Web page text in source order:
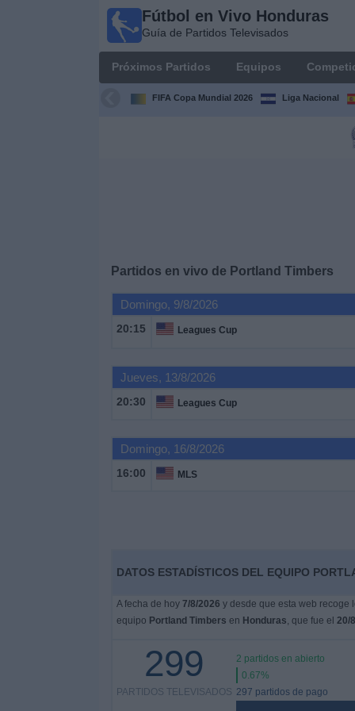
Fútbol en Vivo Honduras
Guía de Partidos Televisados
Próximos Partidos Equipos
FIFA Copa Mundial 2026 Liga Nacional
Partidos en vivo de Portland Timbers
Domingo, 9/8/2026
20:15 Leagues Cup
Jueves, 13/8/2026
20:30 Leagues Cup
Domingo, 16/8/2026
16:00 MLS
DATOS ESTADÍSTICOS DEL EQUIPO
A fecha de hoy 7/8/2026 y desde que esta web recoge
equipo Portland Timbers en Honduras, que fue el 20/
299
PARTIDOS TELEVISADOS
2 partidos en abierto
0.67%
297 partidos de pago
Fútbol en
Honduras